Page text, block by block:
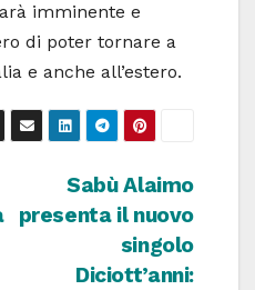
imminente e
di poter tornare a
e anche all’estero.
Sabù Alaimo
presenta il nuovo
singolo
Diciott’anni: